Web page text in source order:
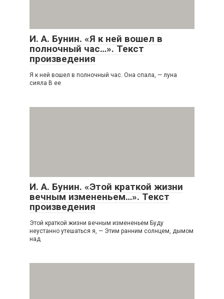
И. А. Бунин. «Я к ней вошел в
полночный час…». Текст
произведения
Я к ней вошел в полночный час. Она спала, — луна
сияла В ее
И. А. Бунин. «Этой краткой жизни
вечным измененьем…». Текст
произведения
Этой краткой жизни вечным измененьем Буду
неустанно утешаться я, — Этим ранним солнцем, дымом
над